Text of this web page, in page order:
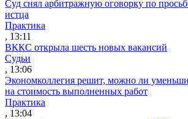
Суд снял арбитражную оговорку по
истца
Практика
, 13:11
ВККС открыла шесть новых вакансий
Судьи
, 13:06
Экономколлегия решит, можно ли
на стоимость выполненных работ
Практика
, 13:04